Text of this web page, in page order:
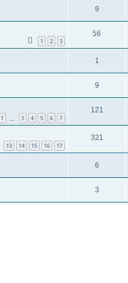
9
1 2 3
56
1
9
1 3 4 5 6 7
121
13 14 15 16 17
321
6
3